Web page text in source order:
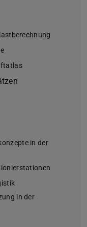
in der
in der